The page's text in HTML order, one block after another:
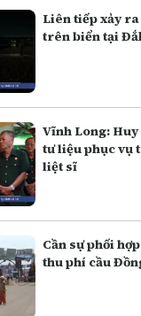
Liên tiếp xảy
trên biển tại
Vĩnh Long:
tư liệu phục vụ
liệt sĩ
Cần sự phối
thu phí cầu